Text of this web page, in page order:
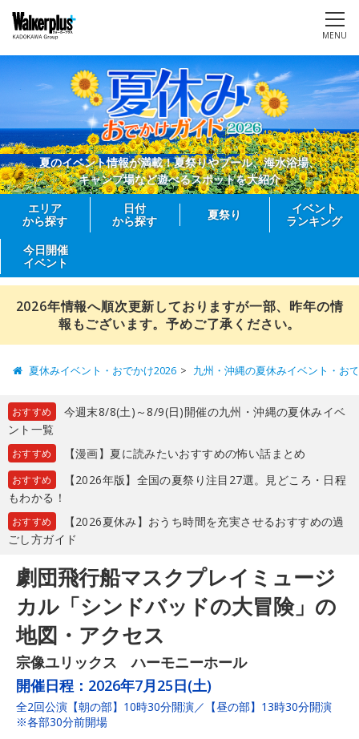
MENU
夏のイベント情報が満載！夏祭りやプール、海水浴場、
キャンプ場など遊べるスポットを大紹介
エリア
から探す
日付
から探す
夏祭り
イベント
ランキング
今日開催
イベント
2026年情報へ順次更新しておりますが一部、昨年の情
報もございます。予めご了承ください。
夏休みイベント・おでかけ2026 九州・沖縄の夏休みイベント・お
おすすめ
今週末8/8(土)～8/9(日)開催の九州・沖縄の夏休みイベ
ント一覧
おすすめ 【漫画】夏に読みたいおすすめの怖い話まとめ
おすすめ
【2026年版】全国の夏祭り注目27選。見どころ・日程
もわかる！
おすすめ
【2026夏休み】おうち時間を充実させるおすすめの過
ごし方ガイド
劇団飛行船マスクプレイミュージ
カル「シンドバッドの大冒険」の
地図・アクセス
宗像ユリックス ハーモニーホール
開催日程： 2026年7月25日(土)
全2回公演【朝の部】10時30分開演／【昼の部】13時30分開演
※各部30分前開場